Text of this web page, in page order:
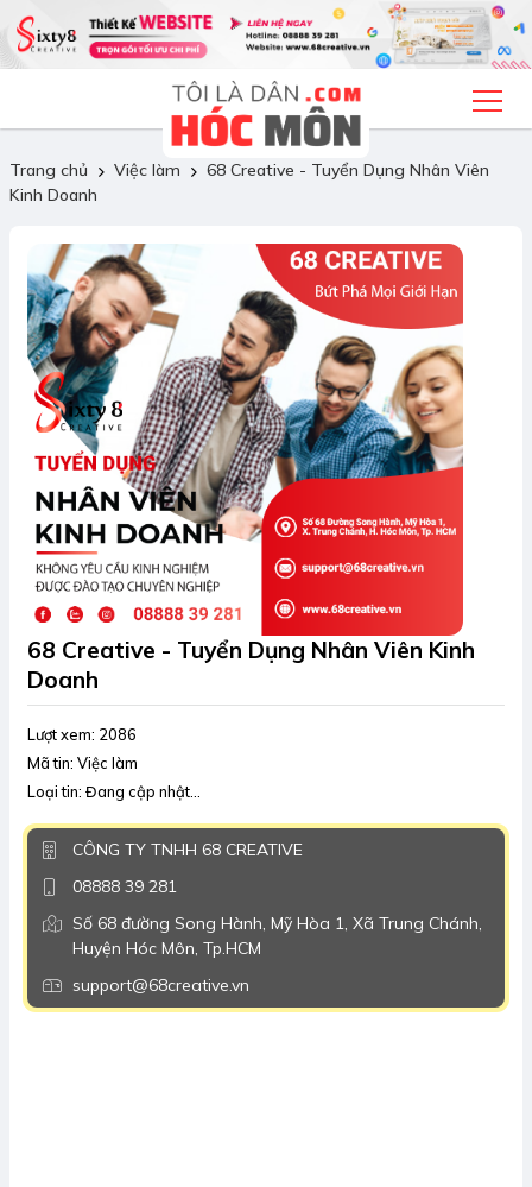
Trang chủ Việc làm
68 Creative - Tuyển Dụng Nhân Viên
Kinh Doanh
68 Creative - Tuyển Dụng Nhân Viên Kinh
Doanh
Lượt xem: 2086
Mã tin: Việc làm
Loại tin: Đang cập nhật...
CÔNG TY TNHH 68 CREATIVE
08888 39 281
Số 68 đường Song Hành, Mỹ Hòa 1, Xã Trung Chánh,
Huyện Hóc Môn, Tp.HCM
support@68creative.vn